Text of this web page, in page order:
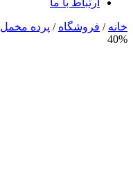
ارتباط با ما
خانه / فروشگاه / پرده مخمل
40%